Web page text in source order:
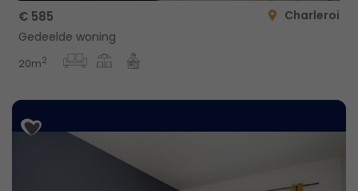
€ 585
Charleroi
Gedeelde woning
20m2